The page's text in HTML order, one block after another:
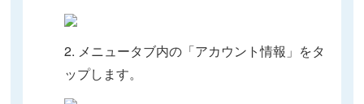
2. メニュータブ内の「アカウント情報」をタ
ップします。